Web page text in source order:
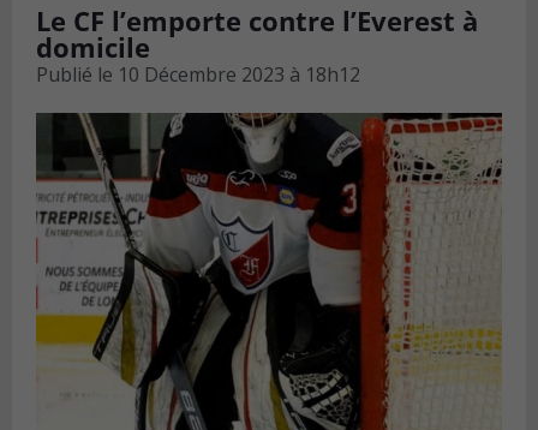
Le CF l’emporte contre l’Everest à
domicile
Publié le 10 Décembre 2023 à 18h12